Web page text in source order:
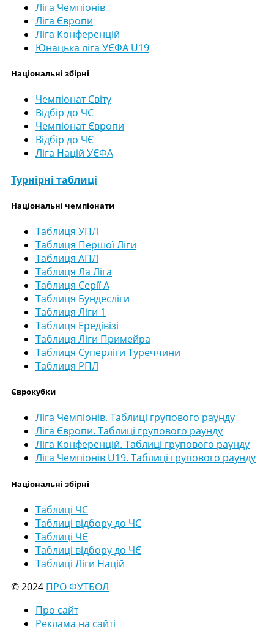
Ліга Чемпіонів
Ліга Європи
Ліга Конференцій
Юнацька ліга УЄФА U19
Національні збірні
Чемпіонат Світу
Відбір до ЧС
Чемпіонат Європи
Відбір до ЧЄ
Ліга Націй УЄФА
Турнірні таблиці
Національні чемпіонати
Таблиця УПЛ
Таблиця Першої Ліги
Таблиця АПЛ
Таблиця Ла Ліга
Таблиця Серії А
Таблиця Бундесліги
Таблиця Ліги 1
Таблиця Ередівізі
Таблиця Ліги Примейра
Таблиця Суперліги Туреччини
Таблиця РПЛ
Єврокубки
Ліга Чемпіонів. Таблиці групового раунду
Ліга Європи. Таблиці групового раунду
Ліга Конференцій. Таблиці групового раунду
Ліга Чемпіонів U19. Таблиці групового раунду
Національні збірні
Таблиці ЧС
Таблиці відбору до ЧС
Таблиці ЧЄ
Таблиці відбору до ЧЄ
Таблиці Ліги Націй
© 2024 ПРО ФУТБОЛ
Про сайт
Реклама на сайті